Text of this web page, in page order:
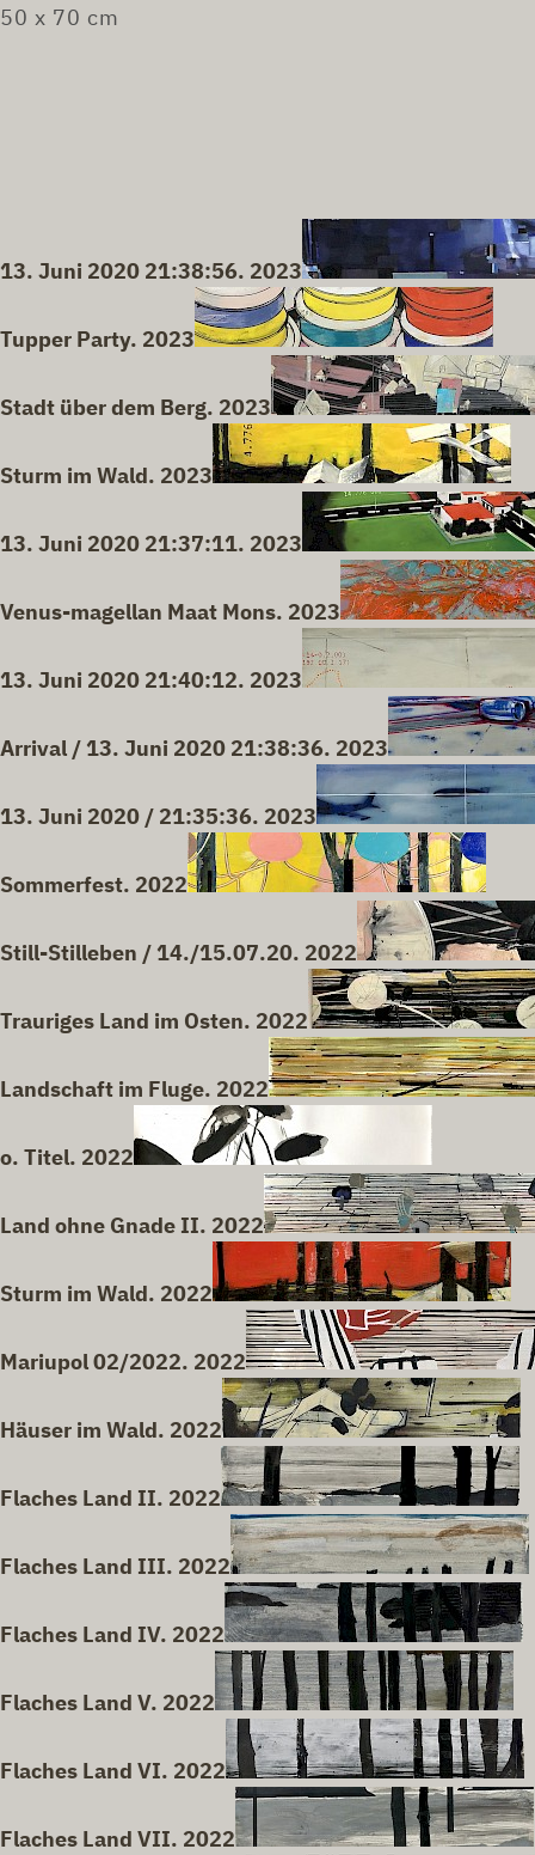
50 x 70 cm
13. Juni 2020 21:38:56. 2023
Tupper Party. 2023
Stadt über dem Berg. 2023
Sturm im Wald. 2023
13. Juni 2020 21:37:11. 2023
Venus-magellan Maat Mons. 2023
13. Juni 2020 21:40:12. 2023
Arrival / 13. Juni 2020 21:38:36. 2023
13. Juni 2020 / 21:35:36. 2023
Sommerfest. 2022
Still-Stilleben / 14./15.07.20. 2022
Trauriges Land im Osten. 2022
Landschaft im Fluge. 2022
o. Titel. 2022
Land ohne Gnade II. 2022
Sturm im Wald. 2022
Mariupol 02/2022. 2022
Häuser im Wald. 2022
Flaches Land II. 2022
Flaches Land III. 2022
Flaches Land IV. 2022
Flaches Land V. 2022
Flaches Land VI. 2022
Flaches Land VII. 2022